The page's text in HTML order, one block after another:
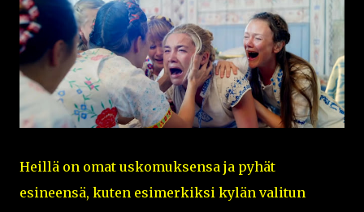
Heillä on omat uskomuksensa ja pyhät
esineensä, kuten esimerkiksi kylän valitun